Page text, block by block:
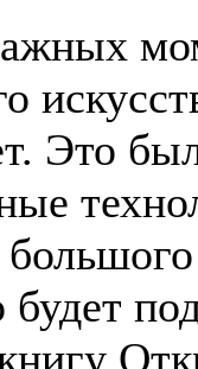
Это
будет